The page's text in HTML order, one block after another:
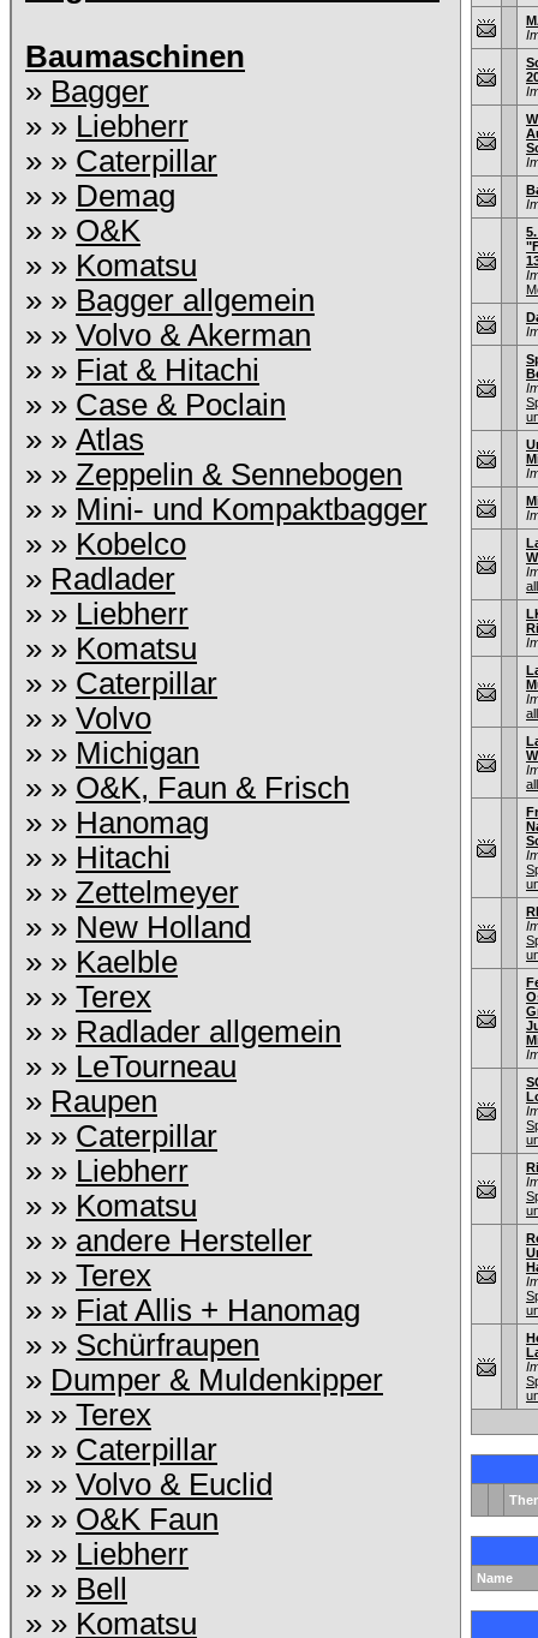
Baumaschinen
» Bagger
» » Liebherr
» » Caterpillar
» » Demag
» » O&K
» » Komatsu
» » Bagger allgemein
» » Volvo & Akerman
» » Fiat & Hitachi
» » Case & Poclain
» » Atlas
» » Zeppelin & Sennebogen
» » Mini- und Kompaktbagger
» » Kobelco
» Radlader
» » Liebherr
» » Komatsu
» » Caterpillar
» » Volvo
» » Michigan
» » O&K, Faun & Frisch
» » Hanomag
» » Hitachi
» » Zettelmeyer
» » New Holland
» » Kaelble
» » Terex
» » Radlader allgemein
» » LeTourneau
» Raupen
» » Caterpillar
» » Liebherr
» » Komatsu
» » andere Hersteller
» » Terex
» » Fiat Allis + Hanomag
» » Schürfraupen
» Dumper & Muldenkipper
» » Terex
» » Caterpillar
» » Volvo & Euclid
» » O&K Faun
» » Liebherr
» » Bell
» » Komatsu
Name